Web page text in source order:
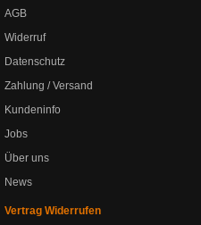
AGB
Widerruf
Datenschutz
Zahlung / Versand
Kundeninfo
Jobs
Über uns
News
Vertrag Widerrufen